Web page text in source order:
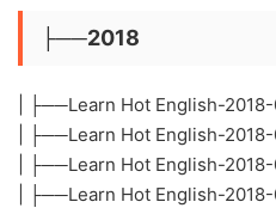
├──2018
| ├──Learn Hot English-
| ├──Learn Hot English-
| ├──Learn Hot English-
| ├──Learn Hot English-